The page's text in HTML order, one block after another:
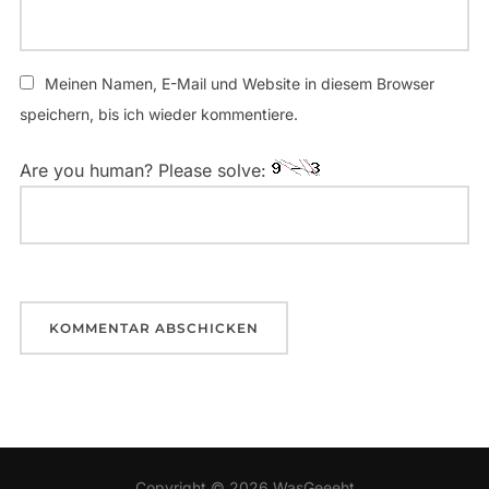
Meinen Namen, E-Mail und Website in diesem Browser
speichern, bis ich wieder kommentiere.
Are you human? Please solve: